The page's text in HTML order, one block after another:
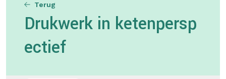
Terug
Drukwerk in ketenpersp
ectief